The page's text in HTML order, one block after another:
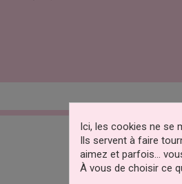
Ici, les cookies ne se
Ils servent à faire
aimez et parfois…
À vous de choisir ce